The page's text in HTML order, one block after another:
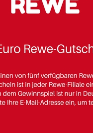
Montag –
Ihrer Nähe von Montag
die bis in die
von Filiale zu Filiale
oder München